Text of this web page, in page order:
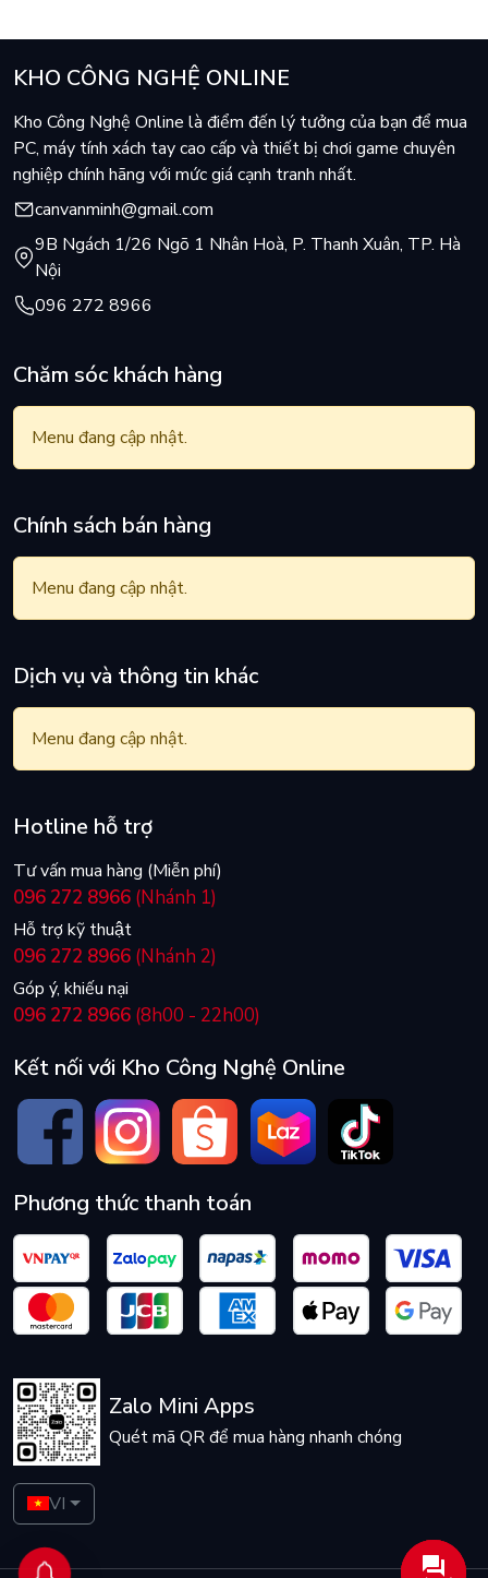
KHO CÔNG NGHỆ ONLINE
Kho Công Nghệ Online là điểm đến lý tưởng của bạn để mua
PC, máy tính xách tay cao cấp và thiết bị chơi game chuyên
nghiệp chính hãng với mức giá cạnh tranh nhất.
canvanminh@gmail.com
9B Ngách 1/26 Ngõ 1 Nhân Hoà, P. Thanh Xuân, TP. Hà
Nội
096 272 8966
Chăm sóc khách hàng
Menu đang cập nhật.
Chính sách bán hàng
Menu đang cập nhật.
Dịch vụ và thông tin khác
Menu đang cập nhật.
Hotline hỗ trợ
Tư vấn mua hàng (Miễn phí)
096 272 8966 (Nhánh 1)
Hỗ trợ kỹ thuật
096 272 8966 (Nhánh 2)
Góp ý, khiếu nại
096 272 8966 (8h00 - 22h00)
Kết nối với Kho Công Nghệ Online
Phương thức thanh toán
Zalo Mini Apps
Quét mã QR để mua hàng nhanh chóng
VI